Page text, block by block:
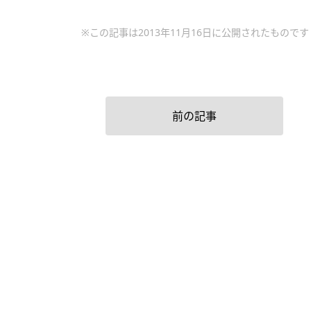
※この記事は2013年11月16日に公開されたものです
前の記事